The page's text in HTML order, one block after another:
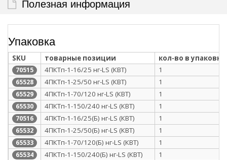
Полезная информация
Упаковка
SKU товарные позиции кол-во в упаковке
70515 4ПКТп-1-16/25 нг-LS (КВТ) 1
65528 4ПКТп-1-25/50 нг-LS (КВТ) 1
65529 4ПКТп-1-70/120 нг-LS (КВТ) 1
65530 4ПКТп-1-150/240 нг-LS (КВТ) 1
70516 4ПКТп-1-16/25(Б) нг-LS (КВТ) 1
65532 4ПКТп-1-25/50(Б) нг-LS (КВТ) 1
65533 4ПКТп-1-70/120(Б) нг-LS (КВТ) 1
65534 4ПКТп-1-150/240(Б) нг-LS (КВТ) 1